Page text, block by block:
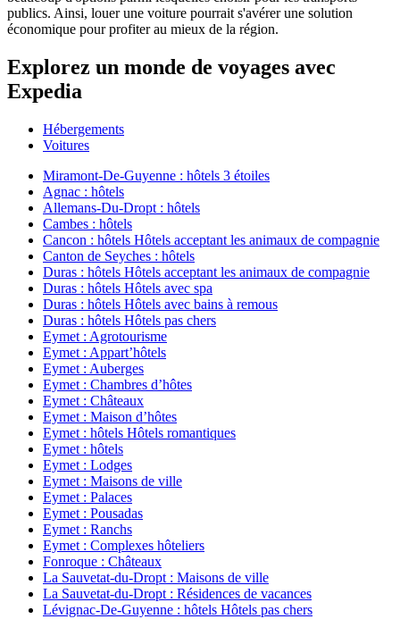
publics. Ainsi, louer une voiture pourrait s'avérer une solution
économique pour profiter au mieux de la région.
Explorez un monde de voyages avec
Expedia
Hébergements
Voitures
Miramont-De-Guyenne : hôtels 3 étoiles
Agnac : hôtels
Allemans-Du-Dropt : hôtels
Cambes : hôtels
Cancon : hôtels Hôtels acceptant les animaux de compagnie
Canton de Seyches : hôtels
Duras : hôtels Hôtels acceptant les animaux de compagnie
Duras : hôtels Hôtels avec spa
Duras : hôtels Hôtels avec bains à remous
Duras : hôtels Hôtels pas chers
Eymet : Agrotourisme
Eymet : Appart’hôtels
Eymet : Auberges
Eymet : Chambres d’hôtes
Eymet : Châteaux
Eymet : Maison d’hôtes
Eymet : hôtels Hôtels romantiques
Eymet : hôtels
Eymet : Lodges
Eymet : Maisons de ville
Eymet : Palaces
Eymet : Pousadas
Eymet : Ranchs
Eymet : Complexes hôteliers
Fonroque : Châteaux
La Sauvetat-du-Dropt : Maisons de ville
La Sauvetat-du-Dropt : Résidences de vacances
Lévignac-De-Guyenne : hôtels Hôtels pas chers